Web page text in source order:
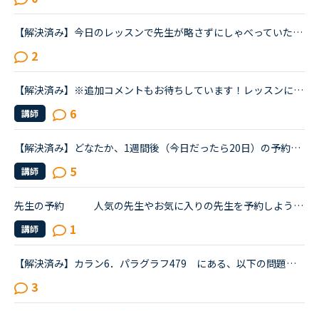
【解決済み】今日のレッスンで先生が略さずにしゃべっていたので解決したので取り下げます。関係代名詞が省略されていただけでした。カラン ステージ１１の以下の文について教えてください。【】の部分です。PP....
2
【解決済み】※追加コメントもお待ちしています！レッスンにおすすめのカメラとマイクがあれば教えて頂きたいです！同じようなトピックが無さそうだったのでトピックを作成しましたが、既出でしたらすみません。普...
講師 6
【解決済み】どなたか、1週間後（今日だったら20日）の予約が何時からできるかご存知の方いますか？
講師 5
先生の予約 人気の先生やお気に入りの先生を予約しようとするのですが、自分が予約しようとした時には、すでに予約が埋まっていてとれないことが多々あります。あの予約表はいつもいつ頃更新されているので...
講師 1
【解決済み】カラン6．パラグラフ479 にある、以下の問題文についてお尋ねします。When you close a computer program, does it usually remind you to save your work first ?この問題文の意味はなんとなく分か...
3